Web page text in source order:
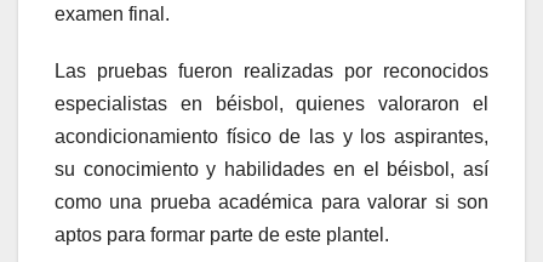
examen final.
Las pruebas fueron realizadas por reconocidos
especialistas en béisbol, quienes valoraron el
acondicionamiento físico de las y los aspirantes,
su conocimiento y habilidades en el béisbol, así
como una prueba académica para valorar si son
aptos para formar parte de este plantel.